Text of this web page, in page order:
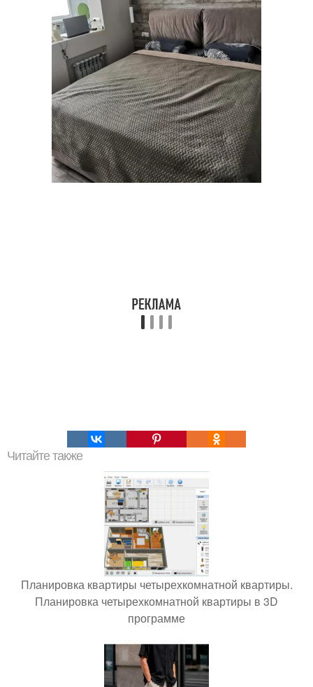
Читайте также
Планировка квартиры четырехкомнатной квартиры.
Планировка четырехкомнатной квартиры в 3D
программе